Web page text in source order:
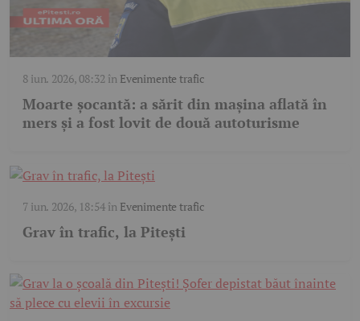
8 iun. 2026, 08:32 în Evenimente trafic
Moarte șocantă: a sărit din mașina aflată în
mers și a fost lovit de două autoturisme
7 iun. 2026, 18:54în Evenimente trafic
Grav în trafic, la Pitești